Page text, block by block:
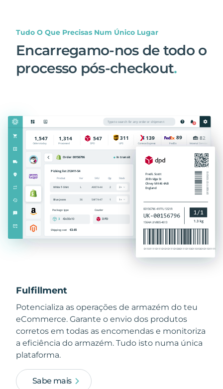
Tudo O Que Precisas Num Único Lugar
Encarregamo-nos de todo o
processo pós-checkout.
Fulfillment
Potencializa as operações de armazém do teu
eCommerce. Garante o envio dos produtos
corretos em todas as encomendas e monitoriza
a eficiência do armazém. Tudo isto numa única
plataforma.
Sabe mais